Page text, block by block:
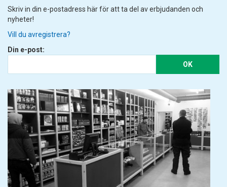
Skriv in din e-postadress här för att ta del av erbjudanden och
nyheter!
Vill du avregistrera?
Din e-post:
OK